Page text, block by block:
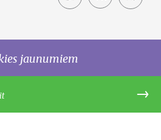
share
jaunumiem